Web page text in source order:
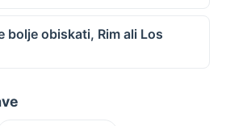
bolje obiskati, Rim ali Los